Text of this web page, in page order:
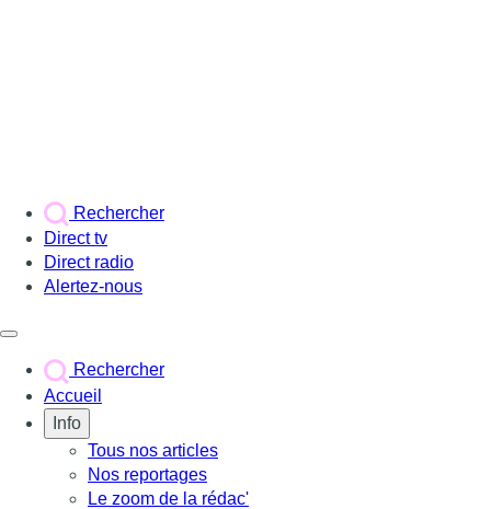
Rechercher
Direct tv
Direct radio
Alertez-nous
Rechercher
Accueil
Info
Tous nos articles
Nos reportages
Le zoom de la rédac'